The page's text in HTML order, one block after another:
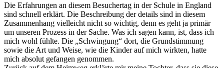
Die Erfahrungen an diesem Besuchertag in der Schule in England
sind schnell erklärt. Die Beschreibung der details sind in diesem
Zusammenhang vielleicht nicht so wichtig, denn es geht ja primär
um unseren Prozess in der Sache. Was ich sagen kann, ist, dass ich
mich wohl fühlte. Die „Schwingung“ dort, die Grundstimmung
sowie die Art und Weise, wie die Kinder auf mich wirkten, hatte
mich absolut gefangen genommen.